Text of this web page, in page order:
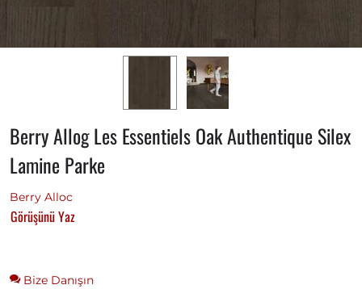
Berry Allog Les Essentiels Oak Authentique Silex
Lamine Parke
Berry Alloc
Görüşünü Yaz
Bize Danışın